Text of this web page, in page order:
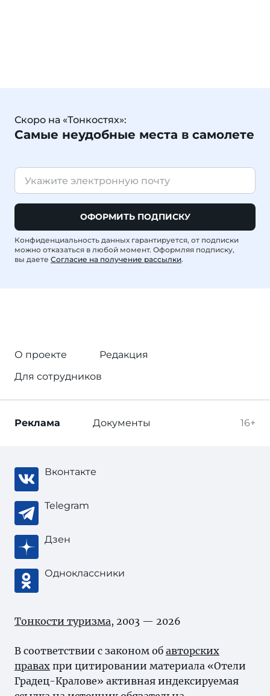
Скоро на «Тонкостях»:
Самые неудобные места в самолете
ОФОРМИТЬ ПОДПИСКУ
Конфиденциальность данных гарантируется, от подписки
можно отказаться в любой момент. Оформляя подписку,
вы даете Согласие на получение рассылки.
О проекте
Редакция
Для сотрудников
16+
Реклама Документы
Вконтакте
Telegram
Дзен
Одноклассники
Тонкости туризма, 2003 — 2026
В соответствии с законом об авторских
правах при цитировании материала «Отели
Градец-Кралове» активная индексируемая